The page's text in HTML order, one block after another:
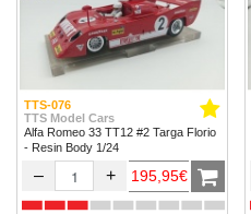
TTS-076
TTS Model Cars
Alfa Romeo 33 TT12 #2 Targa Florio
- Resin Body 1/24
– + 195,95€